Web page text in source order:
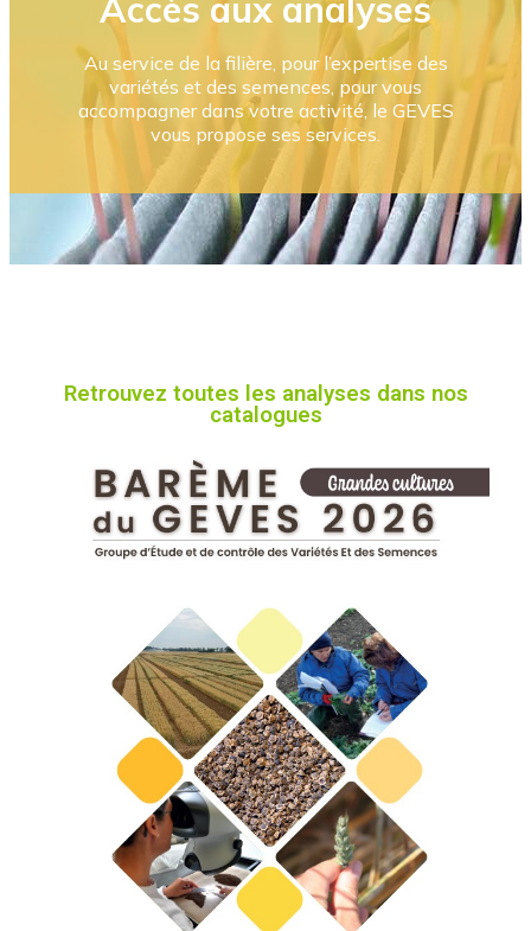
Accès aux analyses
Au service de la filière, pour l’expertise des
variétés et des semences, pour vous
accompagner dans votre activité, le GEVES
vous propose ses services.
Retrouvez toutes les analyses dans nos
catalogues